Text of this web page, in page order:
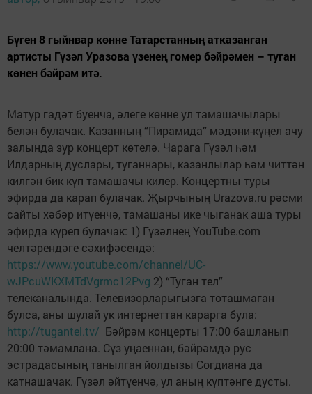
Бүген 8 гыйнвар көнне Татарстанның атказанган
артисты Гүзәл Уразова үзенең гомер бәйрәмен – туган
көнен бәйрәм итә.
Матур гадәт буенча, әлеге көнне ул тамашачылары
белән булачак. Казанның “Пирамида” мәдәни-күңел ачу
залында зур концерт көтелә. Чарага Гүзәл һәм
Илдарның дуслары, туганнары, казанлылар һәм читтән
килгән бик күп тамашачы килер. Концертны туры
эфирда да карап булачак. Җырчының Urazova.ru рәсми
сайты хәбәр итүенчә, тамашаны ике чыганак аша туры
эфирда күреп булачак: 1) Гүзәлнең YouTube.com
челтәрендәге сәхифәсендә:
https://www.youtube.com/channel/UC-
wJPcuWKXMTdVgrmc12Pvg 2) “Туган тел”
телеканалында. Телевизорларыгызга тоташмаган
булса, аны шулай ук интернеттан карарга була:
http://tugantel.tv/ Бәйрәм концерты 17:00 башланып
20:00 тәмамлана. Сүз уңаеннан, бәйрәмдә рус
эстрадасының танылган йолдызы Согдиана да
катнашачак. Гүзәл әйтүенчә, ул аның күптәнге дусты.